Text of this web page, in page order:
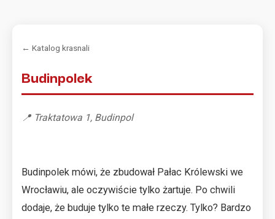
← Katalog krasnali
Budinpolek
📍 Traktatowa 1, Budinpol
Budinpolek mówi, że zbudował Pałac Królewski we
Wrocławiu, ale oczywiście tylko żartuje. Po chwili
dodaje, że buduje tylko te małe rzeczy. Tylko? Bardzo